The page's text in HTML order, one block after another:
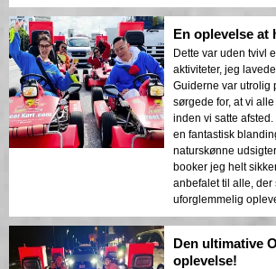
En oplevelse at
Dette var uden tvivl
aktiviteter, jeg
Guiderne var utrolig
sørgede for, at vi
inden vi satte
en fantastisk
naturskønne
booker jeg helt
anbefalet til alle, der
uforglemmelig
Den ultimative
oplevelse!